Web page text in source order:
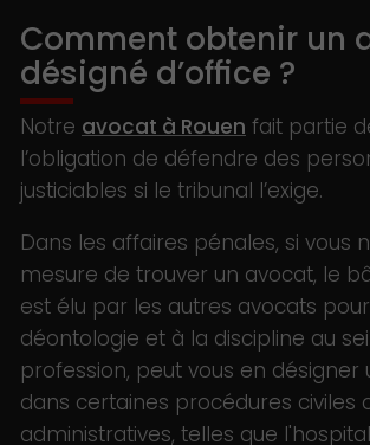
Comment obtenir un
désigné d’office ?
Notre avocat à Rouen fait partie
l’obligation de défendre des
justiciables si le tribunal l’exige.
Dans les affaires pénales, si vous
mesure de trouver un avocat, le
est élu par les autres avocats
déontologie et à la discipline au
profession, peut vous en désigner
dans certaines procédures civiles
administratives, telles que